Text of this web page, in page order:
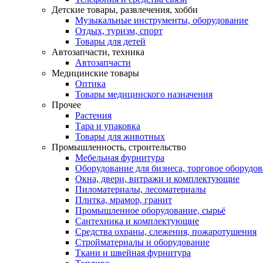
Детские товары, развлечения, хобби
Музыкальные инструменты, оборудование
Отдых, туризм, спорт
Товары для детей
Автозапчасти, техника
Автозапчасти
Медицинские товары
Оптика
Товары медицинского назначения
Прочее
Растения
Тара и упаковка
Товары для животных
Промышленность, строительство
Мебельная фурнитура
Оборудование для бизнеса, торговое
Окна, двери, витражи и комплектующие
Пиломатериалы, лесоматериалы
Плитка, мрамор, гранит
Промышленное оборудование, сырьё
Сантехника и комплектующие
Средства охраны, слежения, пожаротушения
Стройматериалы и оборудование
Ткани и швейная фурнитура